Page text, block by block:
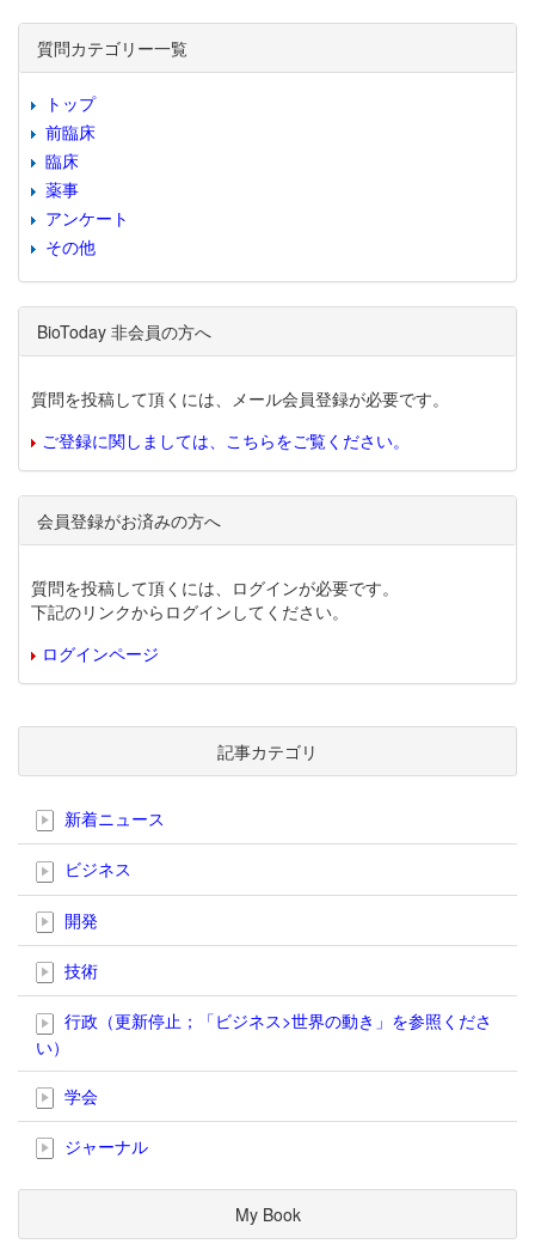
質問カテゴリー一覧
トップ
前臨床
臨床
薬事
アンケート
その他
BioToday 非会員の方へ
質問を投稿して頂くには、メール会員登録が必要です。
ご登録に関しましては、こちらをご覧ください。
会員登録がお済みの方へ
質問を投稿して頂くには、ログインが必要です。
下記のリンクからログインしてください。
ログインページ
記事カテゴリ
新着ニュース
ビジネス
開発
技術
行政（更新停止；「ビジネス>世界の動き」を参照くださ
い）
学会
ジャーナル
My Book